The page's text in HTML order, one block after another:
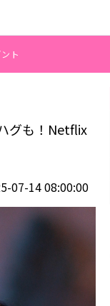
ト
シリーズ「グラ
グも！Netflix
07-14 08:00:00